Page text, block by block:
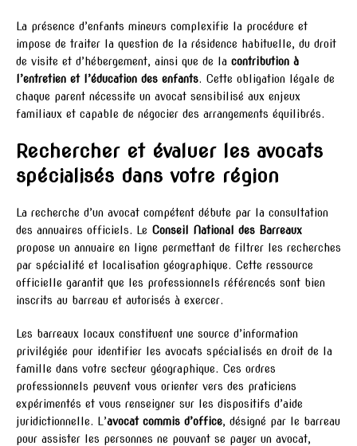
La présence d’enfants mineurs complexifie la procédure et
impose de traiter la question de la résidence habituelle, du droit
de visite et d’hébergement, ainsi que de la contribution à
l’entretien et l’éducation des enfants. Cette obligation légale de
chaque parent nécessite un avocat sensibilisé aux enjeux
familiaux et capable de négocier des arrangements équilibrés.
Rechercher et évaluer les avocats
spécialisés dans votre région
La recherche d’un avocat compétent débute par la consultation
des annuaires officiels. Le Conseil National des Barreaux
propose un annuaire en ligne permettant de filtrer les recherches
par spécialité et localisation géographique. Cette ressource
officielle garantit que les professionnels référencés sont bien
inscrits au barreau et autorisés à exercer.
Les barreaux locaux constituent une source d’information
privilégiée pour identifier les avocats spécialisés en droit de la
famille dans votre secteur géographique. Ces ordres
professionnels peuvent vous orienter vers des praticiens
expérimentés et vous renseigner sur les dispositifs d’aide
juridictionnelle. L’avocat commis d’office, désigné par le barreau
pour assister les personnes ne pouvant se payer un avocat,